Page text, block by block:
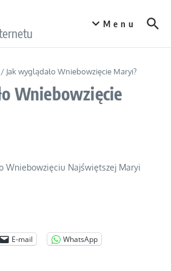
Menu
/ Jak wyglądało Wniebowzięcie Maryi?
Wniebowzięcie
Wniebowzięciu Najświętszej Maryi
E-mail WhatsApp